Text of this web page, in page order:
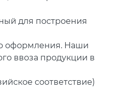
для построения
оформления. Наши
ввоза продукции в
соответствие)